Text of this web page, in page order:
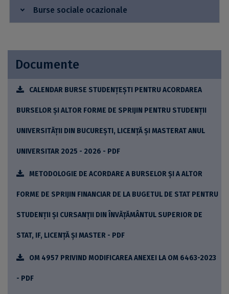
Burse sociale ocazionale
Documente
CALENDAR BURSE STUDENȚEȘTI PENTRU ACORDAREA
BURSELOR ȘI ALTOR FORME DE SPRIJIN PENTRU STUDENȚII
UNIVERSITĂȚII DIN BUCUREȘTI, LICENȚĂ ȘI MASTERAT ANUL
UNIVERSITAR 2025 - 2026 - PDF
METODOLOGIE DE ACORDARE A BURSELOR ȘI A ALTOR
FORME DE SPRIJIN FINANCIAR DE LA BUGETUL DE STAT PENTRU
STUDENȚII ȘI CURSANȚII DIN ÎNVĂȚĂMÂNTUL SUPERIOR DE
STAT, IF, LICENȚĂ ȘI MASTER - PDF
OM 4957 PRIVIND MODIFICAREA ANEXEI LA OM 6463-2023
- PDF